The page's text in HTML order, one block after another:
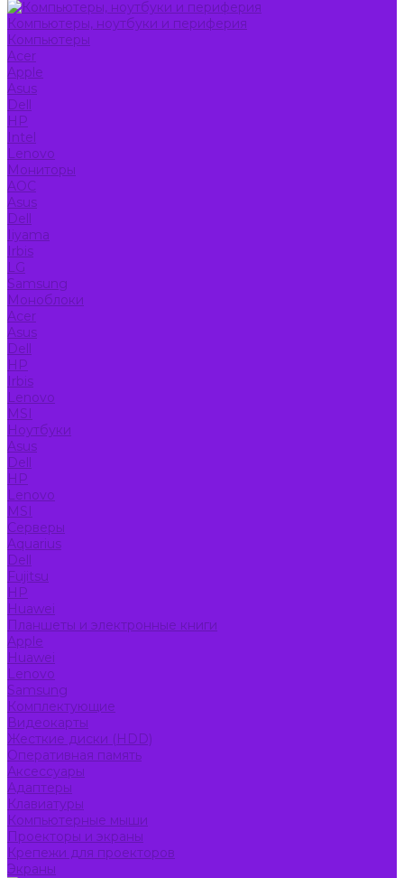
Компьютеры, ноутбуки и периферия
Компьютеры
Acer
Apple
Asus
Dell
HP
Intel
Lenovo
Мониторы
AOC
Asus
Dell
Iiyama
Irbis
LG
Samsung
Моноблоки
Acer
Asus
Dell
HP
Irbis
Lenovo
MSI
Ноутбуки
Asus
Dell
HP
Lenovo
MSI
Серверы
Aquarius
Dell
Fujitsu
HP
Huawei
Планшеты и электронные книги
Apple
Huawei
Lenovo
Samsung
Комплектующие
Видеокарты
Жесткие диски (HDD)
Оперативная память
Аксессуары
Адаптеры
Клавиатуры
Компьютерные мыши
Проекторы и экраны
Крепежи для проекторов
Экраны